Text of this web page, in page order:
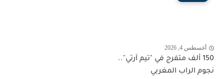
أغسطس 4, 2026
150 ألف متفرج في "تيم آرتي"..
نجوم الراب المغربي